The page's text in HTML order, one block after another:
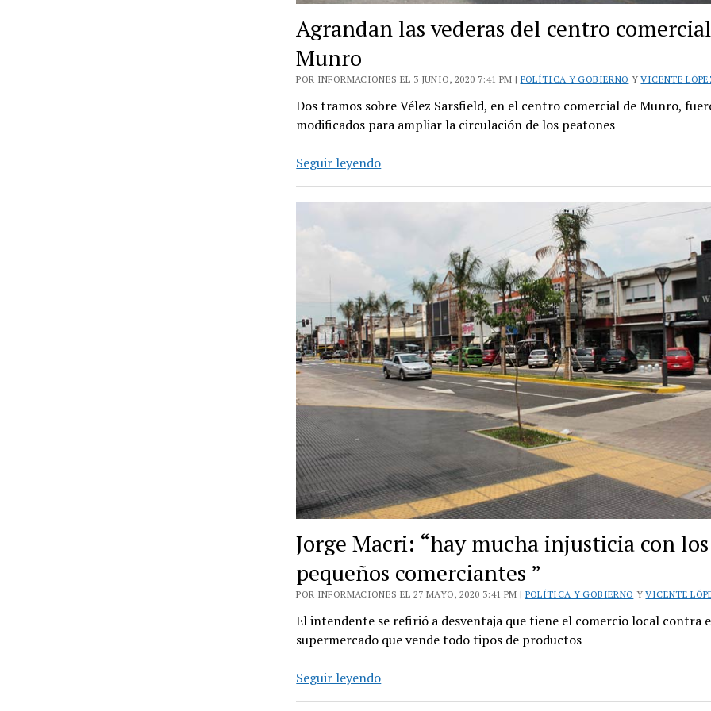
Agrandan las vederas del centro
Munro
POR INFORMACIONES EL 3 JUNIO, 2020 7:41 PM | POLÍTICA Y GOBIERNO YVICENTE
Dos tramos sobre Vélez Sarsfield, en el centro comercial de Munro,
modificados para ampliar la circulación de los peatones
Seguir leyendoAgrandan
vederas
de
Munro
Jorge Macri: “hay mucha injusticia con los
pequeños comerciantes ”
POR INFORMACIONES EL 27 MAYO, 2020 3:41 PM | POLÍTICA Y GOBIERNO YVICENTE
El intendente se refirió a desventaja que tiene el comercio local contra
supermercado que vende todo tipos de productos
Seguir leyendoJorge